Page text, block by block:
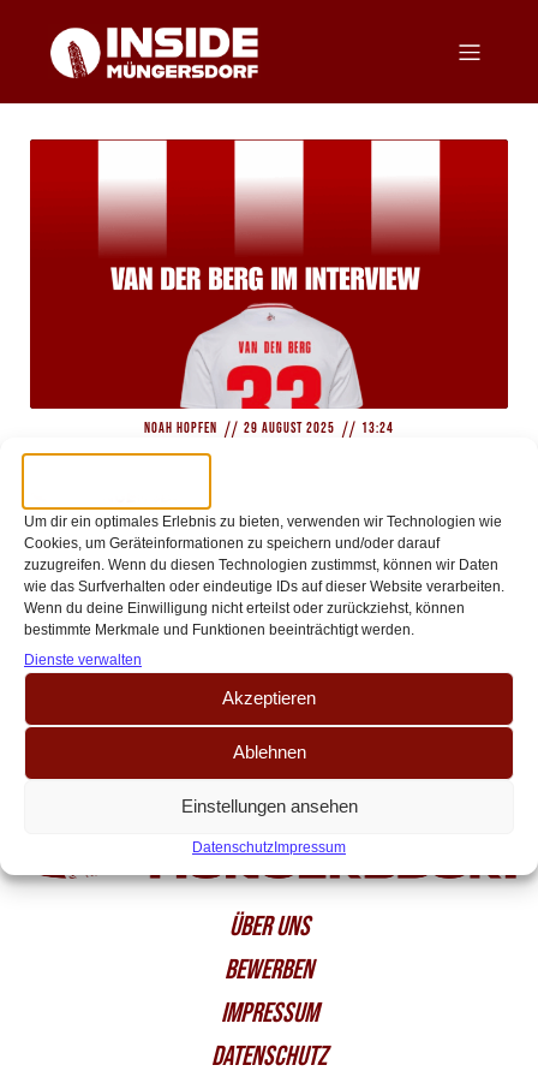
Um dir ein optimales Erlebnis zu bieten, verwenden wir Technologien wie
Cookies, um Geräteinformationen zu speichern und/oder darauf
zuzugreifen. Wenn du diesen Technologien zustimmst, können wir Daten
wie das Surfverhalten oder eindeutige IDs auf dieser Website verarbeiten.
Wenn du deine Einwilligung nicht erteilst oder zurückziehst, können
bestimmte Merkmale und Funktionen beeinträchtigt werden.
Dienste verwalten
Akzeptieren
Ablehnen
Einstellungen ansehen
DatenschutzImpressum
Noah Hopfen // 29 August 2025 // 13:24
Rav van der Berg im Interview
Nach dem Training spricht Rav van der Berg mit der Kölnischen
Rundschau. Er redet über seinen Wechsel, den Traum in der Premier
League zu spielen[…]
ÜBER UNS
BEWERBEN
IMPRESSUM
DATENSCHUTZ